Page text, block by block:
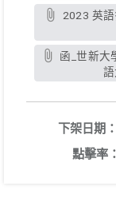
下架日期：
點擊率：